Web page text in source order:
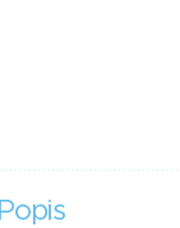
Popis